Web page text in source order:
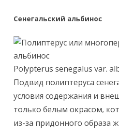
Сенегальский альбинос
Polypterus senegalus var.
Подвид полиптеруса
условия содержания и
только белым окрасом,
из-за придонного образа